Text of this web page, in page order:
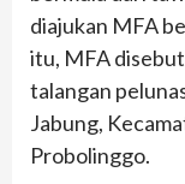
diajukan MFA
itu, MFA
talangan
Jabung,
Probolinggo.